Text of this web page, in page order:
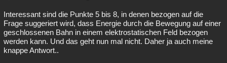
Interessant sind die Punkte 5 bis 8, in denen bezogen auf die
Frage suggeriert wird, dass Energie durch die Bewegung auf einer
geschlossenen Bahn in einem elektrostatischen Feld bezogen
werden kann. Und das geht nun mal nicht. Daher ja auch meine
knappe Antwort..